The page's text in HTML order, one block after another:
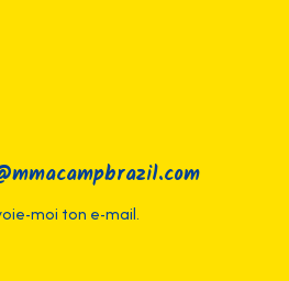
moi ton e-mail.